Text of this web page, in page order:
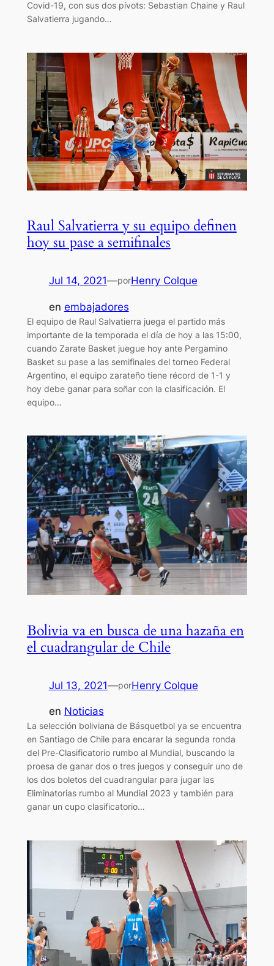
Covid-19, con sus dos pívots: Sebastian Chaine y Raul
Salvatierra jugando…
Raul Salvatierra y su equipo definen
hoy su pase a semifinales
Jul 14, 2021—porHenry Colque
en embajadores
El equipo de Raul Salvatierra juega el partido más
importante de la temporada el día de hoy a las 15:00,
cuando Zarate Basket juegue hoy ante Pergamino
Basket su pase a las semifinales del torneo Federal
Argentino, el equipo zarateño tiene récord de 1-1 y
hoy debe ganar para soñar con la clasificación. El
equipo…
Bolivia va en busca de una hazaña en
el cuadrangular de Chile
Jul 13, 2021—porHenry Colque
en Noticias
La selección boliviana de Básquetbol ya se encuentra
en Santiago de Chile para encarar la segunda ronda
del Pre-Clasificatorio rumbo al Mundial, buscando la
proesa de ganar dos o tres juegos y conseguir uno de
los dos boletos del cuadrangular para jugar las
Eliminatorias rumbo al Mundial 2023 y también para
ganar un cupo clasificatorio…